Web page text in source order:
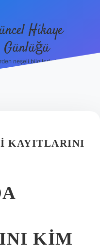
Hikaye
Günlüğü
neşeli bilgilerle tanış!
KAYITLARINI
KIM